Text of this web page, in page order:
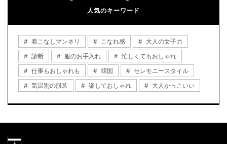
人気のキーワード
着こなしマンネリ こなれ感
大人の女子力
診断
服のお手入れ
忙しくてもおしゃれ
仕事もおしゃれも
韓国
セレモニースタイル
気温別の服装
楽しておしゃれ 大人かっこいい